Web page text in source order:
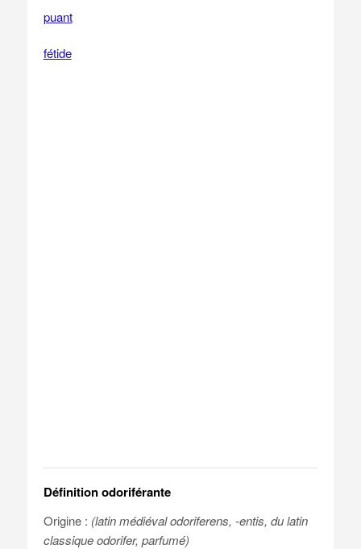
puant
fétide
Définition odoriférante
Origine : (latin médiéval odoriferens, -entis, du latin
classique odorifer, parfumé)